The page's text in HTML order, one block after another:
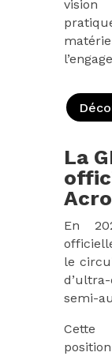
vision
La
En
le
semi-
Cette